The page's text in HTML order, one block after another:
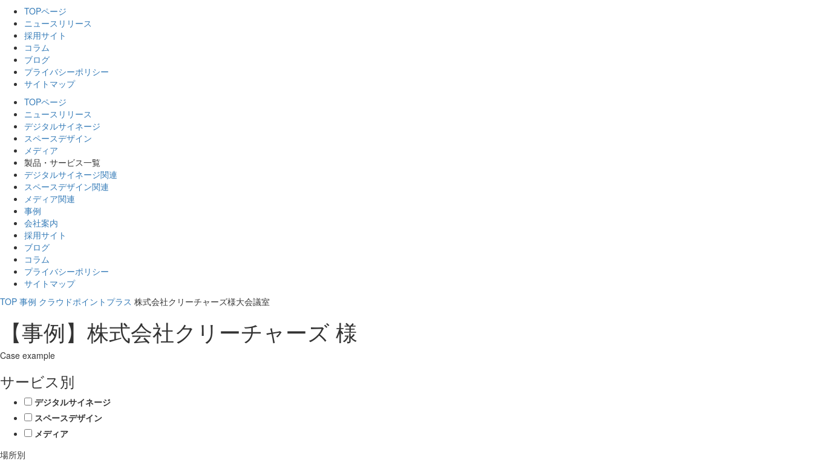
TOPページ
ニュースリリース
採用サイト
コラム
ブログ
プライバシーポリシー
サイトマップ
TOPページ
ニュースリリース
デジタルサイネージ
スペースデザイン
メディア
製品・サービス一覧
デジタルサイネージ関連
スペースデザイン関連
メディア関連
事例
会社案内
採用サイト
ブログ
コラム
プライバシーポリシー
サイトマップ
TOP 事例 クラウドポイントプラス 株式会社クリーチャーズ様大会議室
【事例】株式会社クリーチャーズ 様
Case example
サービス別
デジタルサイネージ
スペースデザイン
メディア
場所別